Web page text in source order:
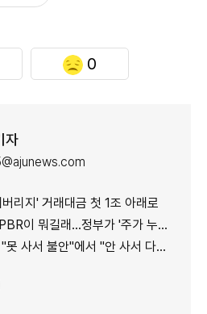
0
자
리지' 거래대금 첫 1조 아래로
래…정부가 '주가 누르기'에 칼 빼든 이유
"에서 "안 사서 다행"으로…증시 덮친 '조모'